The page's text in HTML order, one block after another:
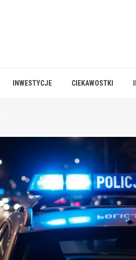
INWESTYCJE CIEKAWOSTKI